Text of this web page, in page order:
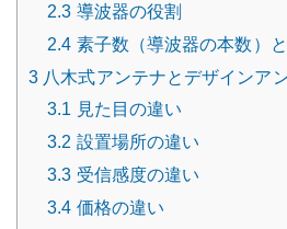
2.3 導波器の役割
2.4 素子数（導波器の本数）
3 八木式アンテナとデザインア
3.1 見た目の違い
3.2 設置場所の違い
3.3 受信感度の違い
3.4 価格の違い